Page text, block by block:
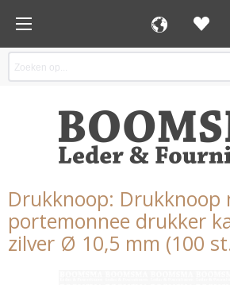
Drukknoop: Drukknoop
portemonnee drukker
zilver Ø 10,5 mm (100